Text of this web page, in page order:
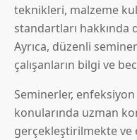
teknikleri, malzeme
standartları hakkında
Ayrıca, düzenli
çalışanların bilgi ve
Seminerler,
konularında uzman
gerçekleştirilmekte ve